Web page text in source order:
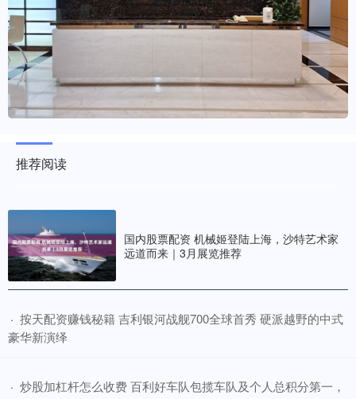
推荐阅读
国内股票配资 机械姬登陆上海，沙特艺术家
远道而来｜3月展览推荐
· ​按天配资赚钱秘籍 吉利银河战舰700全球首秀 硬派越野的中式
豪华新演绎
· ​炒股加杠杆怎么收费 百利好车队包揽车队及个人总积分第一，